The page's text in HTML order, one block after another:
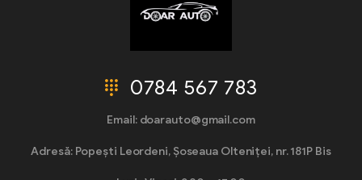
0784 567 783
Email: doarauto@gmail.com
Adresă: Popești Leordeni, Șoseaua Olteniței, nr. 181P Bis